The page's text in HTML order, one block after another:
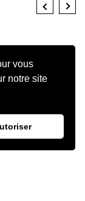
vous
notre site